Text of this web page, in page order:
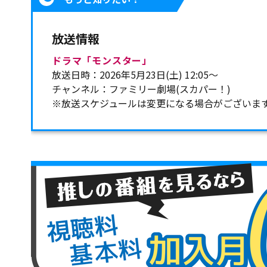
放送情報
ドラマ「モンスター」
放送日時：2026年5月23日(土) 12:05～
チャンネル：ファミリー劇場(スカパー！)
※放送スケジュールは変更になる場合がございま